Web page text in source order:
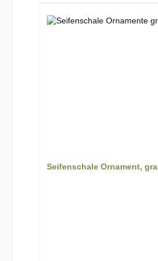
Seifenschale Ornament,